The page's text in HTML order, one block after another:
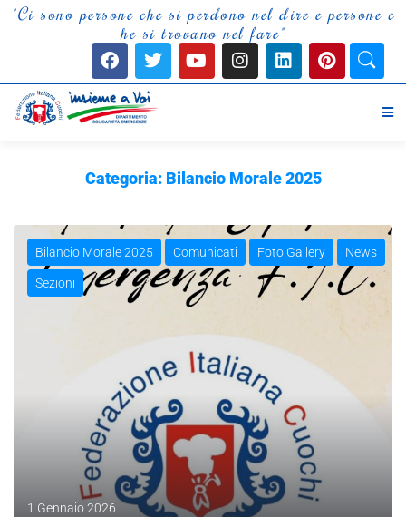
"Ci sono persone che si perdono nel dire e persone c
he si trovano nel fare"
Categoria: Bilancio Morale 2025
Bilancio Morale 2025 Comunicati Foto Gallery News
Sezioni
1 Gennaio 2026